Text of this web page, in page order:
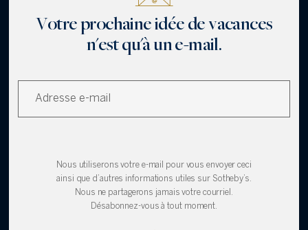
Votre prochaine idée de vacances
n'est qu'à un e-mail.
Nous utiliserons votre e-mail pour vous envoyer ceci
ainsi que d’autres informations utiles sur Sotheby’s.
Nous ne partagerons jamais votre courriel.
Désabonnez-vous à tout moment.